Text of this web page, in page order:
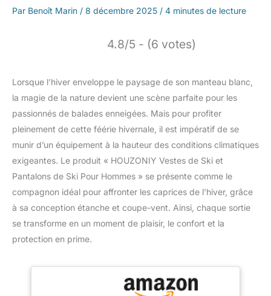
Par Benoît Marin / 8 décembre 2025 / 4 minutes de lecture
4.8/5 - (6 votes)
Lorsque l’hiver enveloppe le paysage de son manteau blanc,
la magie de la nature devient une scène parfaite pour les
passionnés de balades enneigées. Mais pour profiter
pleinement de cette féérie hivernale, il est impératif de se
munir d’un équipement à la hauteur des conditions climatiques
exigeantes. Le produit « HOUZONIY Vestes de Ski et
Pantalons de Ski Pour Hommes » se présente comme le
compagnon idéal pour affronter les caprices de l’hiver, grâce
à sa conception étanche et coupe-vent. Ainsi, chaque sortie
se transforme en un moment de plaisir, le confort et la
protection en prime.